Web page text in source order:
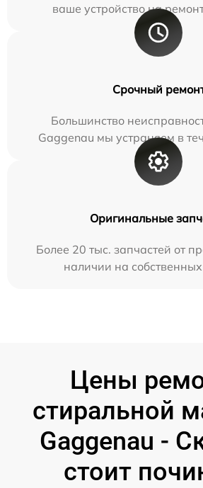
ваше устройство на
Срочный
Большинство
Gaggenau мы устраняем в
Оригинальные
Более 20 тыс. запчастей от
наличии на
Цены
стиральной
Gaggenau -
стоит